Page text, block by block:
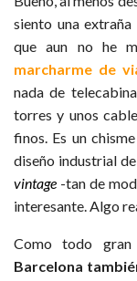
siento una
que aun no he
marcharme de
nada de
torres y unos
finos. Es un
diseño industrial
vintage -tan de
interesante. Algo
Como todo
Barcelona